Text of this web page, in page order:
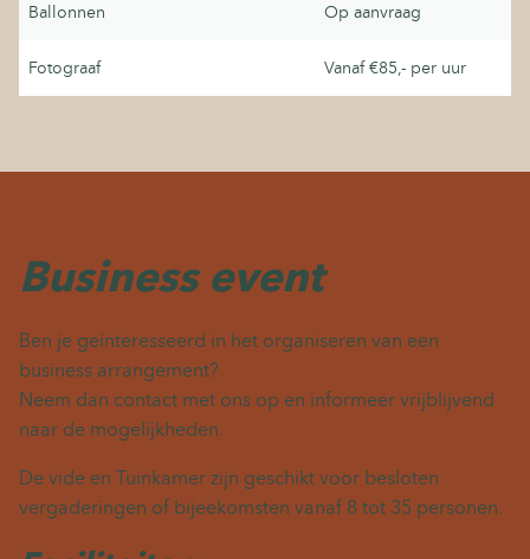
Ballonnen Op aanvraag
Fotograaf Vanaf €85,- per uur
Business event
Ben je geïnteresseerd in het organiseren van een
business arrangement?
Neem dan contact met ons op en informeer vrijblijvend
naar de mogelijkheden.
De vide en Tuinkamer zijn geschikt voor besloten
vergaderingen of bijeekomsten vanaf 8 tot 35 personen.